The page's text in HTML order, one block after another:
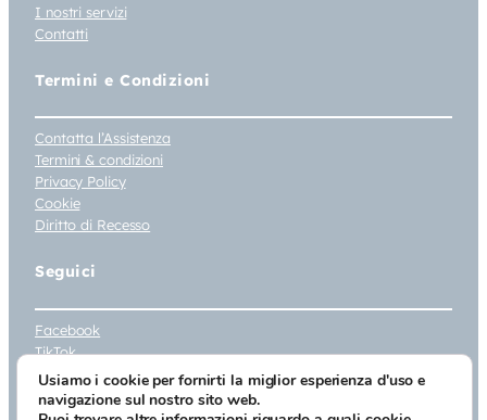
I nostri servizi
Contatti
Termini e Condizioni
Contatta l’Assistenza
Termini & condizioni
Privacy Policy
Cookie
Diritto di Recesso
Seguici
Facebook
TikTok
Instagram
Youtube
Usiamo i cookie per fornirti la miglior esperienza d'uso e
navigazione sul nostro sito web.